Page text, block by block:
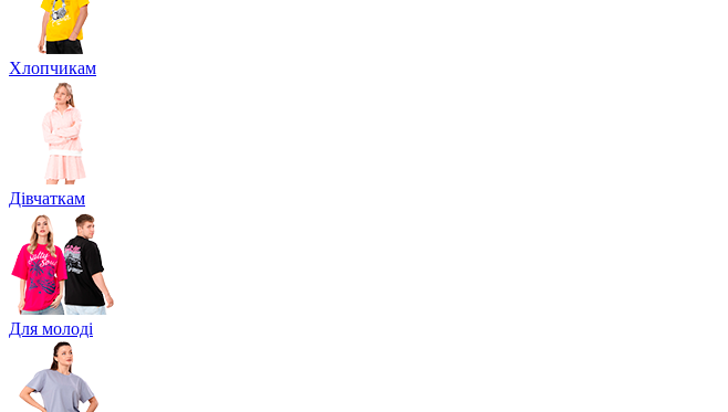
Хлопчикам
Дівчаткам
Для молоді